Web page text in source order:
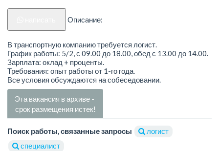
Описание:
В транспортную компанию требуется логист.
График работы: 5/2, с 09.00 до 18.00, обед с 13.00 до 14.00.
Зарплата: оклад + проценты.
Требования: опыт работы от 1-го года.
Все условия обсуждаются на собеседовании.
Эта вакансия в архиве -
срок размещения истек!
Поиск работы, связанные запросы
логист
специалист